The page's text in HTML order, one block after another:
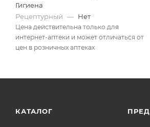
Гигиена
Рецептурный — Нет
Цена действительна только для
интернет-аптеки и может отличаться от
цен в розничных аптеках
КАТАЛОГ